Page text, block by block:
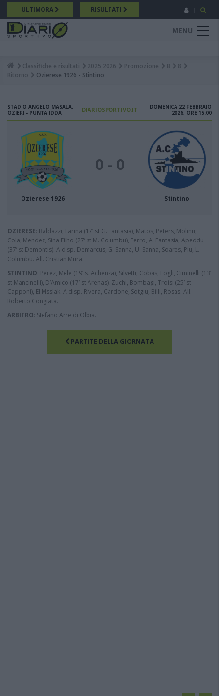
Salta
al
contenuto
principale
ULTIMORA RISULTATI
MENU
Breadcrumb
Classifiche e risultati 2025 2026 Promozione B
8
Ritorno
Ozierese 1926 - Stintino
STADIO ANGELO MASALA,
OZIERI - PUNTA IDDA
DIARIOSPORTIVO.IT
DOMENICA 22 FEBBRAIO
2026, ORE 15:00
Ozierese 1926
0 - 0
Stintino
OZIERESE: Baldazzi, Farina (17’ st G. Fantasia), Matos, Peters, Molinu,
Cola, Mendez, Sina Filho (27’ st M. Columbu), Ferro, A. Fantasia, Apeddu
(37’ st Demontis). A disp. Demarcus, G. Sanna, U. Sanna, Soares, Piu, L.
Columbu. All. Cristian Mura.
STINTINO: Perez, Mele (19’ st Achenza), Silvetti, Cobas, Fogli, Ciminelli (13’
st Mancinelli), D’Amico (17’ st Arenas), Zuchi, Bombagi, Troisi (25’ st
Capponi), El Msslak. A disp. Rivera, Cardone, Sotgiu, Billi, Rosas. All.
Roberto Congiata.
ARBITRO: Stefano Arre di Olbia.
PARTITE DELLA GIORNATA